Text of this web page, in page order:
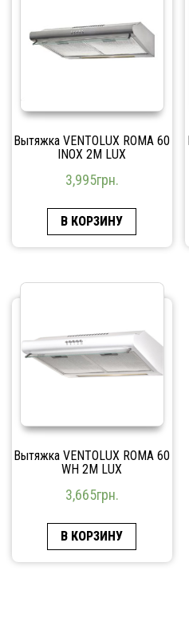
Вытяжка VENTOLUX ROMA 60
INOX 2M LUX
3,995грн.
В КОРЗИНУ
Вытяжка VENTOLUX ROMA 60
WH 2M LUX
3,665грн.
В КОРЗИНУ